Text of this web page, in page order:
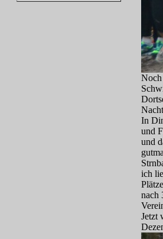
Noch
In
und
und
ich
nach
Jetzt